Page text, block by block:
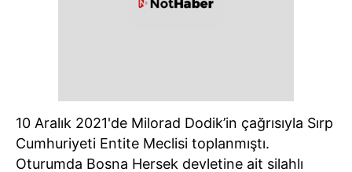
10 Aralık 2021'de Milorad Dodik’in çağrısıyla Sırp
Cumhuriyeti Entite Meclisi toplanmıştı.
Oturumda Bosna Hersek devletine ait silahlı